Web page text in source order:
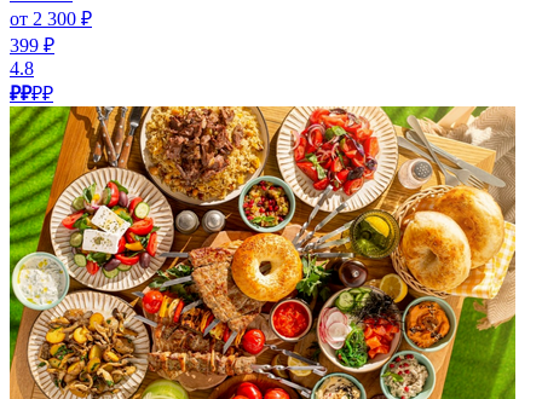
от 2 300 ₽
399 ₽
4.8
₽₽₽₽